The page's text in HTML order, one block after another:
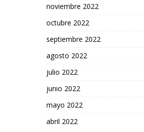
noviembre 2022
octubre 2022
septiembre 2022
agosto 2022
julio 2022
junio 2022
mayo 2022
abril 2022